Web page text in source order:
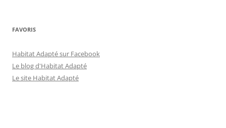
FAVORIS
Habitat Adapté sur Facebook
Le blog d'Habitat Adapté
Le site Habitat Adapté